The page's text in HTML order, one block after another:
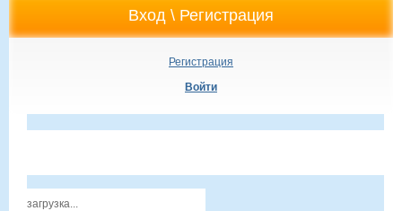
Регистрация
Войти
загрузка...